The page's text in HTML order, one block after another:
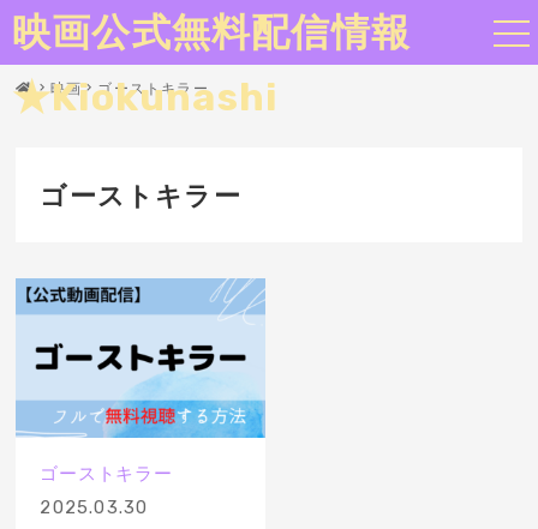
映画公式無料配信情報
★Kiokunashi
映画 ゴーストキラー
ゴーストキラー
ゴーストキラー
2025.03.30